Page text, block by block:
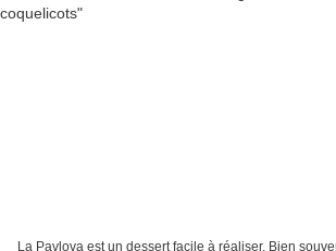
La Pavlova est un dessert facile à réaliser. Bien